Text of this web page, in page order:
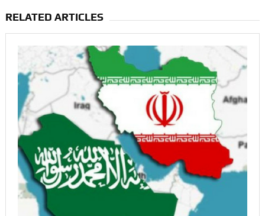
RELATED ARTICLES